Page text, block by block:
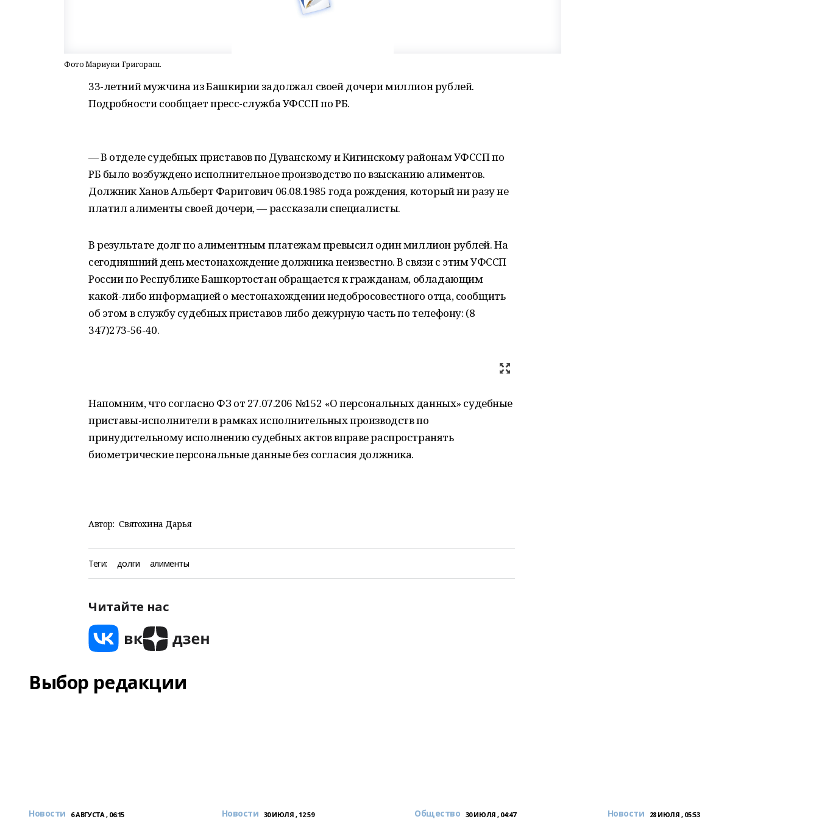
Фото Мариуки Григораш.
33-летний мужчина из Башкирии задолжал своей дочери миллион рублей.
Подробности сообщает пресс-служба УФССП по РБ.
— В отделе судебных приставов по Дуванскому и Кигинскому районам УФССП по
РБ было возбуждено исполнительное производство по взысканию алиментов.
Должник Ханов Альберт Фаритович 06.08.1985 года рождения, который ни разу не
платил алименты своей дочери, — рассказали специалисты.
В результате долг по алиментным платежам превысил один миллион рублей. На
сегодняшний день местонахождение должника неизвестно. В связи с этим УФССП
России по Республике Башкортостан обращается к гражданам, обладающим
какой-либо информацией о местонахождении недобросовестного отца, сообщить
об этом в службу судебных приставов либо дежурную часть по телефону: (8
347)273-56-40.
Напомним, что согласно ФЗ от 27.07.206 №152 «О персональных данных» судебные
приставы-исполнители в рамках исполнительных производств по
принудительному исполнению судебных актов вправе распространять
биометрические персональные данные без согласия должника.
Автор: Святохина Дарья
Теги: долги алименты
Читайте нас
Выбор редакции
Новости 6 АВГУСТА , 06:15 Новости 30 ИЮЛЯ , 12:59 Общество 30 ИЮЛЯ , 04:47 Новости 28 ИЮЛЯ , 05:53